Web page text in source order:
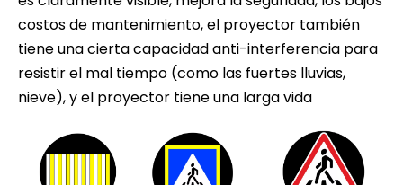
costos de mantenimiento, el proyector también
tiene una cierta capacidad anti-interferencia para
resistir el mal tiempo (como las fuertes lluvias,
nieve), y el proyector tiene una larga vida